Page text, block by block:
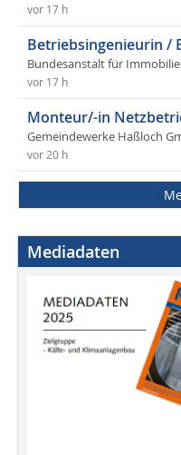
vor 17 h
Betriebsingenieurin /
Bundesanstalt für
vor 17 h
Monteur/-in
Gemeindewerke Haßloch
vor 20 h
Mediadaten